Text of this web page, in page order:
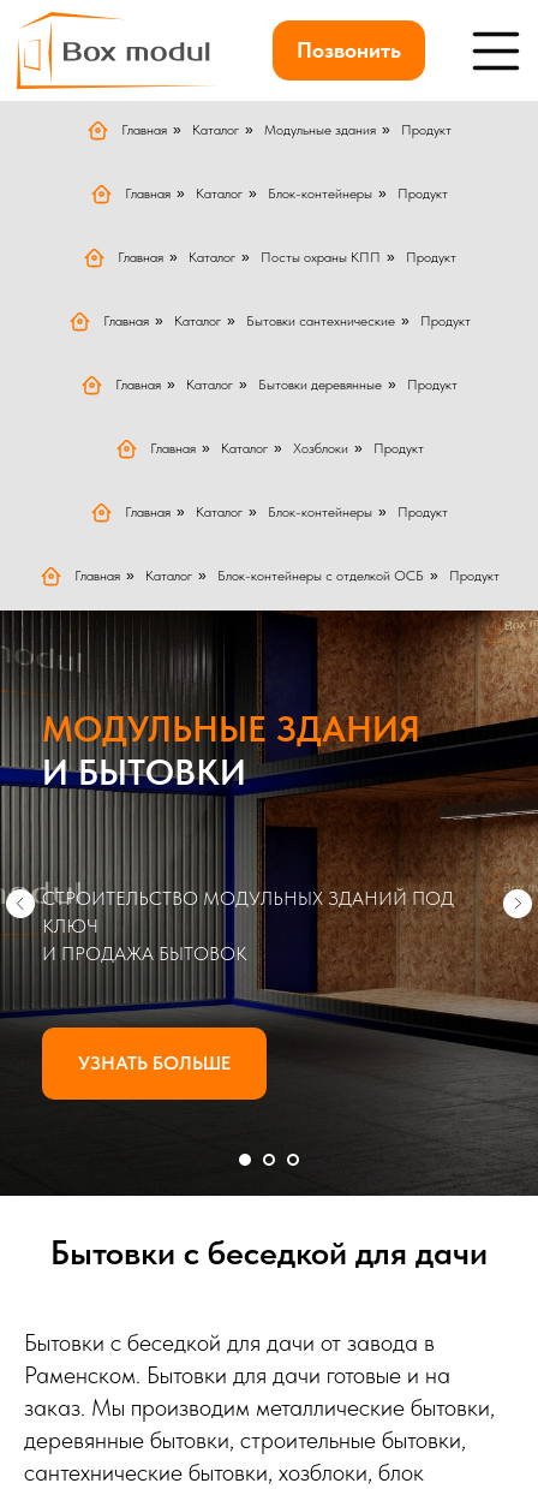
Позвонить
Главная » Каталог » Модульные здания » Продукт
Главная » Каталог » Блок-контейнеры » Продукт
Главная » Каталог » Посты охраны КПП » Продукт
Главная » Каталог » Бытовки сантехнические » Продукт
Главная » Каталог » Бытовки деревянные » Продукт
Главная » Каталог » Хозблоки » Продукт
Главная » Каталог » Блок-контейнеры » Продукт
Главная » Каталог » Блок-контейнеры с отделкой ОСБ » Продукт
МОДУЛЬНЫЕ ЗДАНИЯ
И БЫТОВКИ
СТРОИТЕЛЬСТВО МОДУЛЬНЫХ ЗДАНИЙ ПОД
КЛЮЧ
И ПРОДАЖА БЫТОВОК
УЗНАТЬ БОЛЬШЕ
Бытовки с беседкой для дачи
Бытовки с беседкой для дачи от завода в
Раменском. Бытовки для дачи готовые и на
заказ. Мы производим металлические бытовки,
деревянные бытовки, строительные бытовки,
сантехнические бытовки, хозблоки, блок